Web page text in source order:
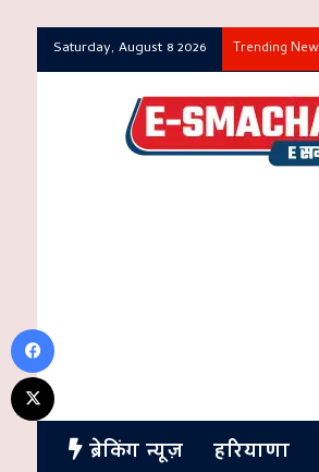
Saturday, August 8 2026 Trending
ब्रेकिंग न्यूज़ हरियाणा